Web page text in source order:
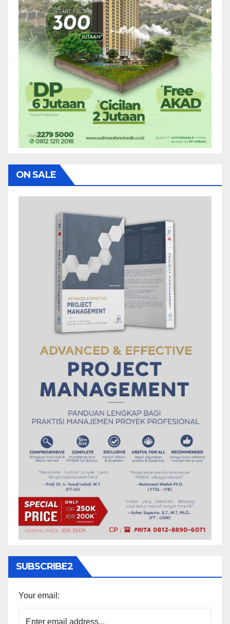
ON SALE
SUBSCRIBE2
Your email: